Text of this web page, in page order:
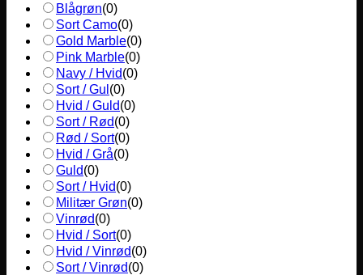
Blågrøn(0)
Sort Camo(0)
Gold Marble(0)
Pink Marble(0)
Navy / Hvid(0)
Sort / Gul (0)
Hvid / Guld(0)
Sort / Rød(0)
Rød / Sort(0)
Hvid / Grå(0)
Guld(0)
Sort / Hvid(0)
Militær Grøn(0)
Vinrød(0)
Hvid / Sort(0)
Hvid / Vinrød(0)
Sort / Vinrød(0)